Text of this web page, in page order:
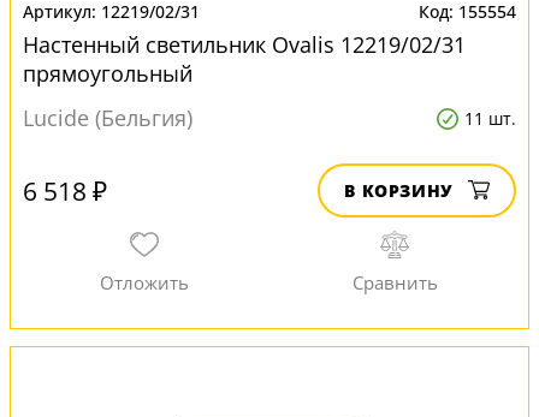
12219/02/31 155554
Настенный светильник Ovalis 12219/02/31
прямоугольный
Lucide (Бельгия)
11 шт.
6 518 ₽ В КОРЗИНУ